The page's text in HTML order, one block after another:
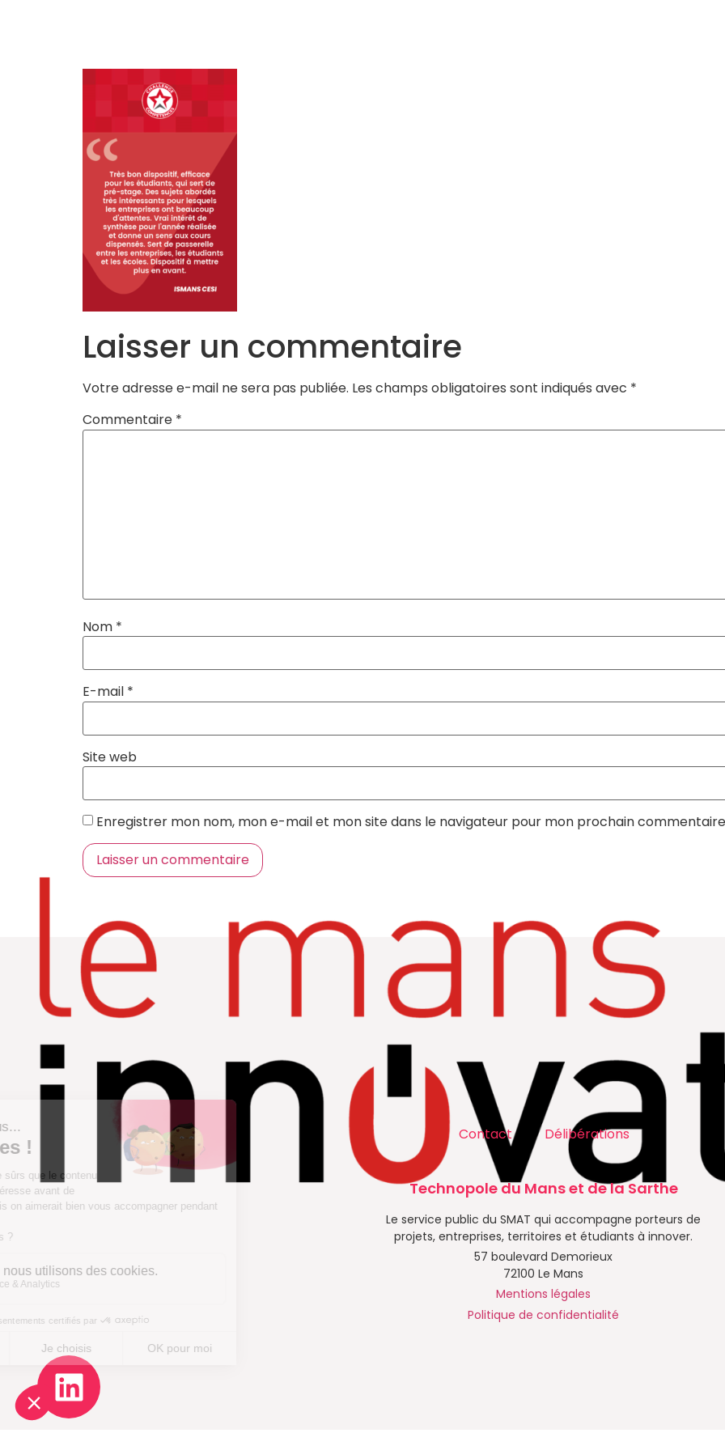
Laisser un commentaire
Votre adresse e-mail ne sera pas publiée. Les champs obligatoires sont indiqués avec *
Commentaire *
Nom *
E-mail *
Site web
Enregistrer mon nom, mon e-mail et mon site dans le navigateur pour mon prochain
Contact Délibérations
Technopole du Mans et de la Sarthe
Le service public du SMAT qui accompagne porteurs de
projets, entreprises, territoires et étudiants à innover.
57 boulevard Demorieux
72100 Le Mans
Mentions légales
Politique de confidentialité